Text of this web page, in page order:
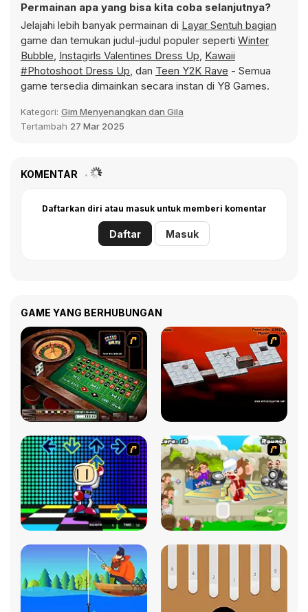
Permainan apa yang bisa kita coba selanjutnya?
Jelajahi lebih banyak permainan di Layar Sentuh bagian
game dan temukan judul-judul populer seperti Winter
Bubble, Instagirls Valentines Dress Up, Kawaii
#Photoshoot Dress Up, dan Teen Y2K Rave - Semua
game tersedia dimainkan secara instan di Y8 Games.
Kategori: Gim Menyenangkan dan Gila
Tertambah 27 Mar 2025
KOMENTAR
Daftarkan diri atau masuk untuk memberi komentar
Daftar Masuk
GAME YANG BERHUBUNGAN